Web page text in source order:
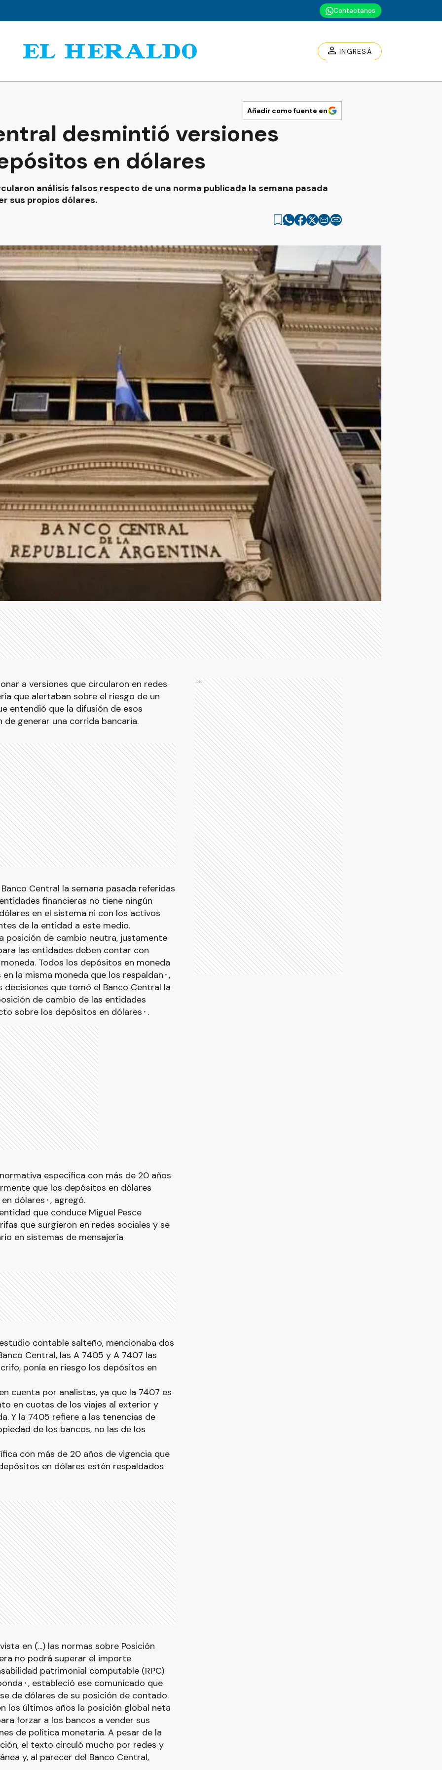
Contactanos
INGRESÁ
Añadir como fuente en
desmintió versiones
en dólares
análisis falsos respecto de una norma publicada la semana pasada
sus propios dólares.
a versiones que circularon en redes
que alertaban sobre el riesgo de un
entendió que la difusión de esos
de generar una corrida bancaria.
Central la semana pasada referidas
financieras no tiene ningún
en el sistema ni con los activos
de la entidad a este medio.
posición de cambio neutra, justamente
las entidades deben contar con
Todos los depósitos en moneda
la misma moneda que los respaldan⬝,
que tomó el Banco Central la
de cambio de las entidades
sobre los depósitos en dólares⬝.
específica con más de 20 años
que los depósitos en dólares
dólares⬝, agregó.
que conduce Miguel Pesce
que surgieron en redes sociales y se
en sistemas de mensajería
contable salteño, mencionaba dos
Central, las A 7405 y A 7407 las
ponía en riesgo los depósitos en
cuenta por analistas, ya que la 7407 es
en cuotas de los viajes al exterior y
Y la 7405 refiere a las tenencias de
de los bancos, no las de los
con más de 20 años de vigencia que
en dólares estén respaldados
en (...) las normas sobre Posición
no podrá superar el importe
patrimonial computable (RPC)
estableció ese comunicado que
de dólares de su posición de contado.
los últimos años la posición global neta
forzar a los bancos a vender sus
de política monetaria. A pesar de la
el texto circuló mucho por redes y
y, al parecer del Banco Central,
Ads